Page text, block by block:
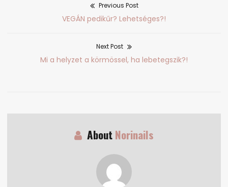
Previous Post
Previous
VEGÁN pedikűr? Lehetséges?!
Next Post
Next
Mi a helyzet a körmössel, ha lebetegszik?!
AboutNorinails